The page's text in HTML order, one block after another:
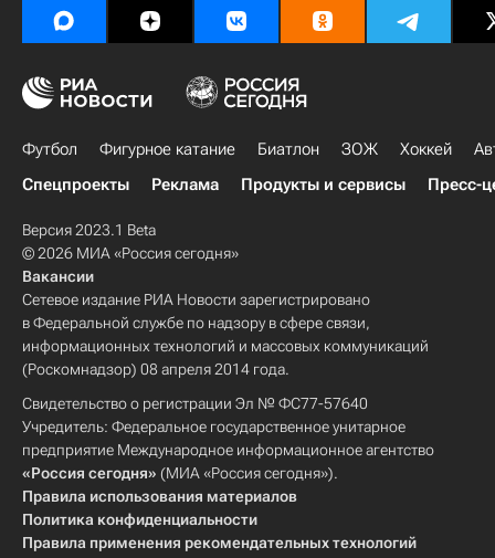
Футбол Фигурное катание Биатлон ЗОЖ Хоккей
Спецпроекты
Реклама Продукты и сервисы Пресс-
Версия 2023.1 Beta
© 2026 МИА «Россия сегодня»
Вакансии
Сетевое издание РИА Новости зарегистрировано
в Федеральной службе по надзору в сфере связи,
информационных технологий и массовых коммуникаций
(Роскомнадзор) 08 апреля 2014 года.
Свидетельство о регистрации Эл № ФС77-57640
Учредитель: Федеральное государственное унитарное
предприятие Международное информационное агентство
«Россия сегодня» (МИА «Россия сегодня»).
Правила использования материалов
Политика конфиденциальности
Правила применения рекомендательных технологий